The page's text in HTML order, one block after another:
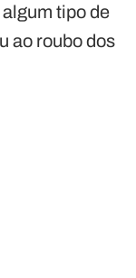
tipo de
ao roubo dos